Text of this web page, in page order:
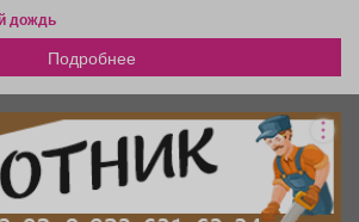
дождь
Подробнее